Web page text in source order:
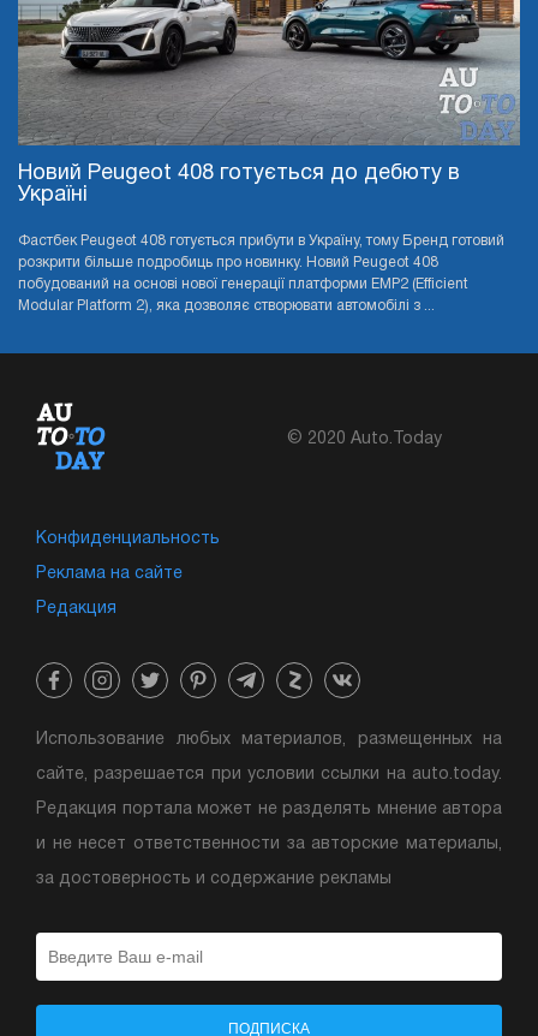
Новий Peugeot 408 готується до дебюту в
Україні
Фастбек Peugeot 408 готується прибути в Україну, тому Бренд готовий
розкрити більше подробиць про новинку. Новий Peugeot 408
побудований на основі нової генерації платформи EMP2 (Efficient
Modular Platform 2), яка дозволяє створювати автомобілі з ...
© 2020 Auto.Today
Конфиденциальность
Реклама на сайте
Редакция
Использование любых материалов, размещенных на
сайте, разрешается при условии ссылки на auto.today.
Редакция портала может не разделять мнение автора
и не несет ответственности за авторские материалы,
за достоверность и содержание рекламы
ПОДПИСКА